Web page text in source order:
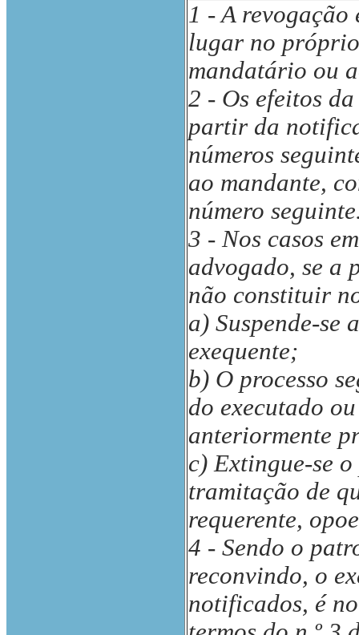
1 - A revogação
lugar no
mandatário ou
2 - Os efeitos
partir da
números
ao mandante,
número
3 - Nos casos
advogado, se a
não constituir
a) Suspende-
exequente;
b) O processo
do executado
anteriormente
c) Extingue-se
tramitação de
requerente,
4 - Sendo o
reconvindo, o
notificados, é